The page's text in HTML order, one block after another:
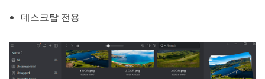
데스크탑 전용